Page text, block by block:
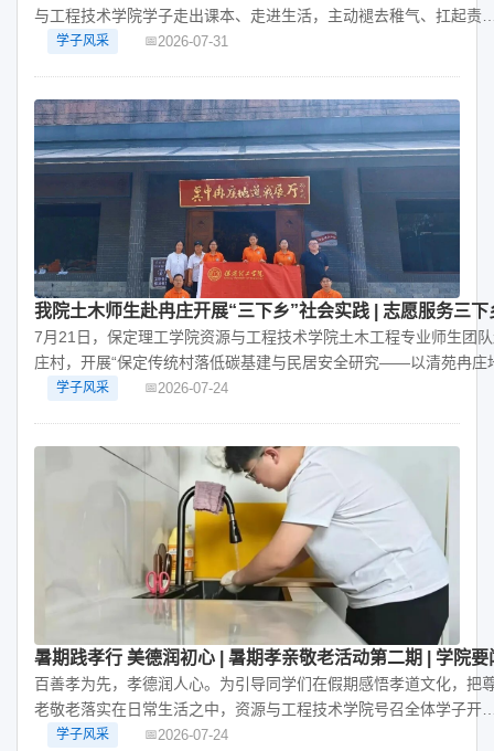
与工程技术学院学子走出课本、走进生活，主动褪去稚气、扛起责
任，以居家劳动践行孝道，用烟火温情回馈
学子风采 2026-07-31
我院土木师生赴冉庄开展“三下乡”社会实践 | 志愿服务三下
7月21日，保定理工学院资源与工程技术学院土木工程专业师生团
庄村，开展“保定传统村落低碳基建与民居安全研究——以清苑冉庄
边村落为例
学子风采 2026-07-24
暑期践孝行 美德润初心 | 暑期孝亲敬老活动第二期 | 学院要
百善孝为先，孝德润人心。为引导同学们在假期感悟孝道文化，把
老敬老落实在日常生活之中，资源与工程技术学院号召全体学子开
居家孝亲敬老实践活动，同学们主动在
学子风采 2026-07-24